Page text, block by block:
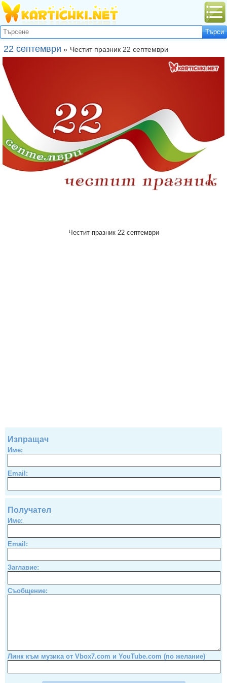
22 септември » Честит празник 22 септември
Честит празник 22 септември
Изпращач
Име:
Email:
Получател
Име:
Email:
Заглавие:
Съобщение:
Линк към музика от Vbox7.com и YouTube.com (по желание)